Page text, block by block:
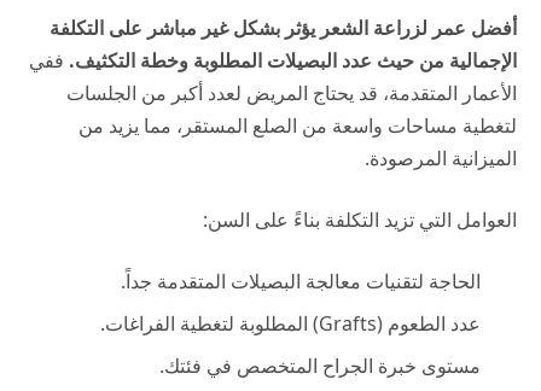
أفضل عمر لزراعة الشعر يؤثر بشكل غير مباشر على التكلفة
الإجمالية من حيث عدد البصيلات المطلوبة وخطة التكثيف. ففي
الأعمار المتقدمة، قد يحتاج المريض لعدد أكبر من الجلسات
لتغطية مساحات واسعة من الصلع المستقر، مما يزيد من
الميزانية المرصودة.
العوامل التي تزيد التكلفة بناءً على السن:
الحاجة لتقنيات معالجة البصيلات المتقدمة جداً.
عدد الطعوم (Grafts) المطلوبة لتغطية الفراغات.
مستوى خبرة الجراح المتخصص في فئتك.